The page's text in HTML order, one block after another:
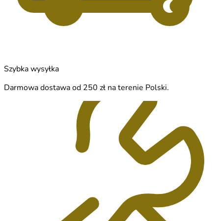
Szybka wysyłka
Darmowa dostawa od 250 zł na terenie Polski.